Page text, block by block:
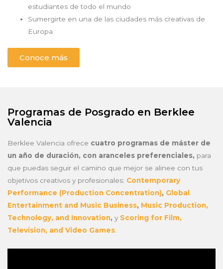
estudiantes de todo el mundo
Sumergirte en una de las ciudades más creativas de
Europa
Conoce más
Programas de Posgrado en Berklee
Valencia
Berklee Valencia ofrece cuatro programas de máster de
un año de duración, con aranceles preferenciales, para
que puedas seguir el camino que mejor se alinee con tus
objetivos creativos y profesionales: Contemporary
Performance (Production Concentration), Global
Entertainment and Music Business, Music Production,
Technology, and Innovation, y Scoring for Film,
Television, and Video Games.